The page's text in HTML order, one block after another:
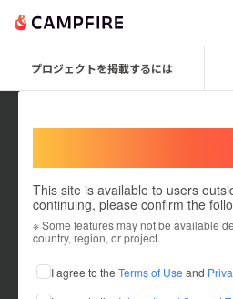
プロジェクトを掲載するには
This site is available to users
continuing, please confirm the
※ Some features may not be available
country, region, or project.
I agree to the Terms of Use and
これまでに1件のプロジェクトを投稿